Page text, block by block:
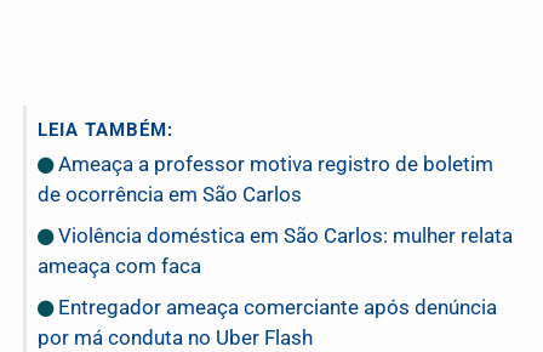
LEIA TAMBÉM:
Ameaça a professor motiva registro de boletim
de ocorrência em São Carlos
Violência doméstica em São Carlos: mulher relata
ameaça com faca
Entregador ameaça comerciante após denúncia
por má conduta no Uber Flash